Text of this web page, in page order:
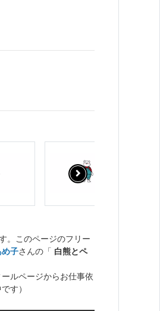
。このページのフリー
め子さんの「 白熊とペ
ルページからお仕事依
す）